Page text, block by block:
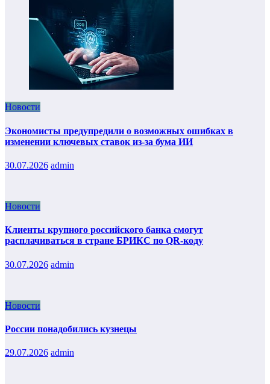
Новости
Экономисты предупредили о возможных ошибках в
изменении ключевых ставок из-за бума ИИ
30.07.2026 admin
Новости
Клиенты крупного российского банка смогут
расплачиваться в стране БРИКС по QR-коду
30.07.2026 admin
Новости
России понадобились кузнецы
29.07.2026 admin